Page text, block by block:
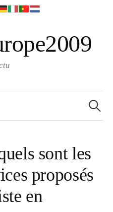
e
c
e
r
:
sont les
proposés
en